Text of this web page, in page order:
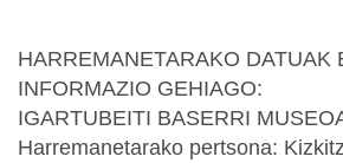
HARREMANETARAKO DATUAK
INFORMAZIO GEHIAGO:
IGARTUBEITI BASERRI
Harremanetarako pertsona: